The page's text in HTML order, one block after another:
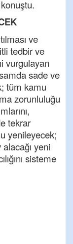
ve
tedbir ve
vurgulayan
sade ve
tüm kamu
zorunluluğu
tekrar
yenileyecek;
yeni
sisteme